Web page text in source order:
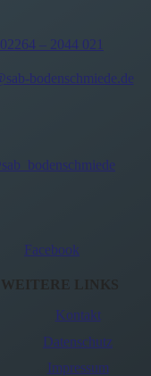
02264 – 2044 021
bodenschmiede.de
Facebook
WEITERE LINKS
Kontakt
Datenschutz
Impressum